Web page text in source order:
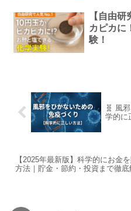
【自由
カピカに
験！
🧬 風
学的に
【2025年最新版】科学的にお金
方法｜貯金・節約・投資まで徹底